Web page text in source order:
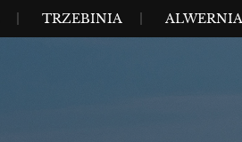
TRZEBINIA ALWERNIA